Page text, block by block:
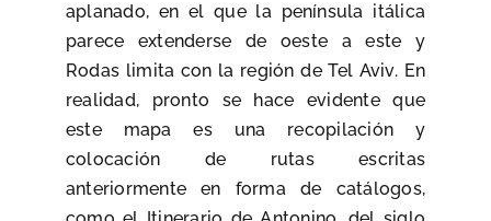
aplanado, en el que la península itálica
parece extenderse de oeste a este y
Rodas limita con la región de Tel Aviv. En
realidad, pronto se hace evidente que
este mapa es una recopilación y
colocación de rutas escritas
anteriormente en forma de catálogos,